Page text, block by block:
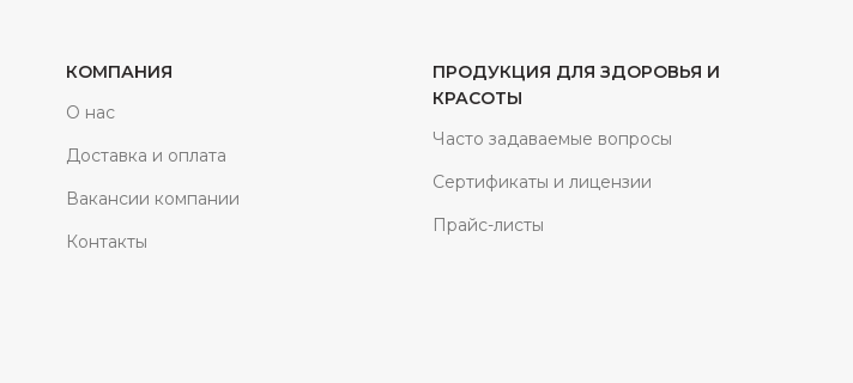
КОМПАНИЯ
О нас
Доставка и оплата
Вакансии компании
Контакты
ПРОДУКЦИЯ ДЛЯ ЗДОРОВЬЯ И
КРАСОТЫ
Часто задаваемые вопросы
Сертификаты и лицензии
Прайс-листы